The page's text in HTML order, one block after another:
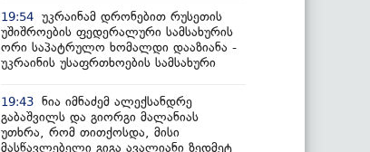
19:54 უკრაინამ დრონებით რუსეთის
უშიშროების ფედერალური სამსახურის
ორი საპატრულო ხომალდი დააზიანა -
უკრაინის უსაფრთხოების სამსახური
19:43 ნია იმნაძემ ალექსანდრე
გაბაშვილს და გიორგი მალანიას
უთხრა, რომ თითქოსდა, მისი
მასწავლებელი გიგა ავალიანი ზედმეტ